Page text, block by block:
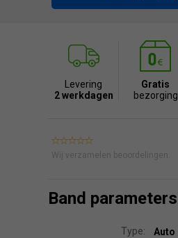
Levering
2 werkdagen
Gratis
bezorging
Wij verzamelen beoordelingen.
Band parameters
Type:
Auto